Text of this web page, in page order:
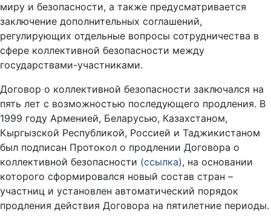
миру и безопасности, а также предусматривается
заключение дополнительных соглашений,
регулирующих отдельные вопросы сотрудничества в
сфере коллективной безопасности между
государствами-участниками.
Договор о коллективной безопасности заключался на
пять лет с возможностью последующего продления. В
1999 году Арменией, Беларусью, Казахстаном,
Кыргызской Республикой, Россией и Таджикистаном
был подписан Протокол о продлении Договора о
коллективной безопасности (ссылка), на основании
которого сформировался новый состав стран –
участниц и установлен автоматический порядок
продления действия Договора на пятилетние периоды.